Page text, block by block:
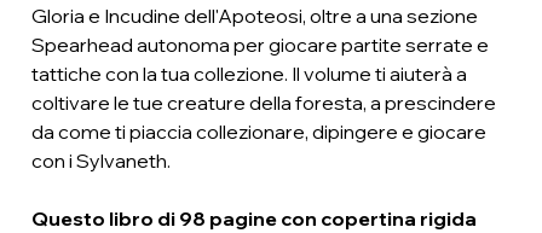
Gloria e Incudine dell'Apoteosi, oltre a una sezione
Spearhead autonoma per giocare partite serrate e
tattiche con la tua collezione. Il volume ti aiuterà a
coltivare le tue creature della foresta, a prescindere
da come ti piaccia collezionare, dipingere e giocare
con i Sylvaneth.
Questo libro di 98 pagine con copertina rigida